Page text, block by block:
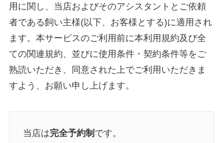
用に関し、当店およびそのアシスタントとご依頼
者である飼い主様(以下、お客様とする)に適用され
ます。本サービスのご利用前に本利用規約及び全
ての関連規約、並びに使用条件・契約条件等をご
熟読いただき、同意された上でご利用いただきま
すよう、お願い申し上げます。
当店は完全予約制 です。